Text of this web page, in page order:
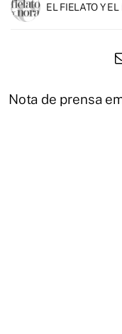
EL FIELATO Y EL
Nota de prensa